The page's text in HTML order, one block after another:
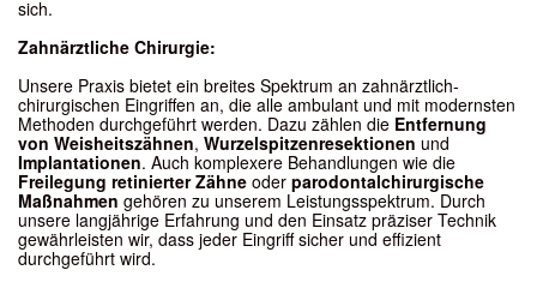
sich.
Zahnärztliche Chirurgie:
Unsere Praxis bietet ein breites Spektrum an zahnärztlich-
chirurgischen Eingriffen an, die alle ambulant und mit modernsten
Methoden durchgeführt werden. Dazu zählen die Entfernung
von Weisheitszähnen, Wurzelspitzenresektionen und
Implantationen. Auch komplexere Behandlungen wie die
Freilegung retinierter Zähne oder parodontalchirurgische
Maßnahmen gehören zu unserem Leistungsspektrum. Durch
unsere langjährige Erfahrung und den Einsatz präziser Technik
gewährleisten wir, dass jeder Eingriff sicher und effizient
durchgeführt wird.